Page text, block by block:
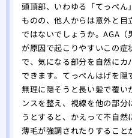
頭頂部、いわゆる「てっぺ
ものの、他人からは意外と
ではないでしょうか。AGA
が原因で起こりやすいこの症
で、気になる部分を自然に
できます。てっぺんはげを
無理に隠そうと長い髪で覆
ンスを整え、視線を他の部
うとすると、かえって不自
薄毛が強調されたりすること